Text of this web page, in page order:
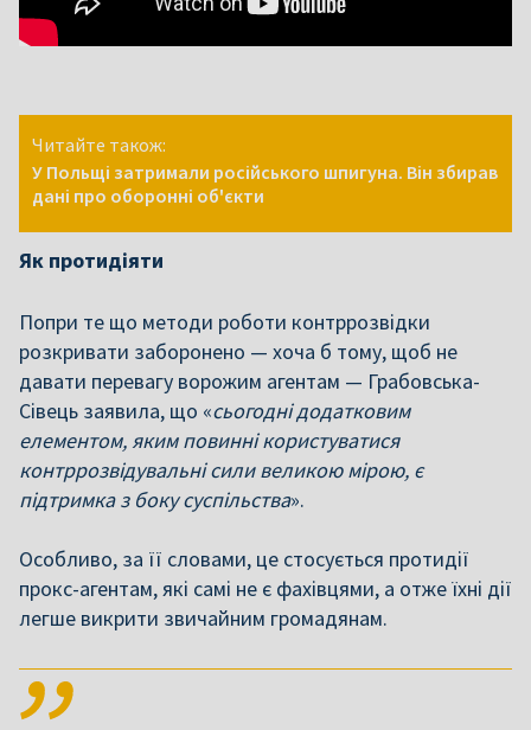
Читайте також:
У Польщі затримали російського шпигуна. Він збирав
дані про оборонні об'єкти
Як протидіяти
Попри те що методи роботи контррозвідки
розкривати заборонено — хоча б тому, щоб не
давати перевагу ворожим агентам — Грабовська-
Сівець заявила, що «сьогодні додатковим
елементом, яким повинні користуватися
контррозвідувальні сили великою мірою, є
підтримка з боку суспільства».
Особливо, за її словами, це стосується протидії
прокс-агентам, які самі не є фахівцями, а отже їхні дії
легше викрити звичайним громадянам.